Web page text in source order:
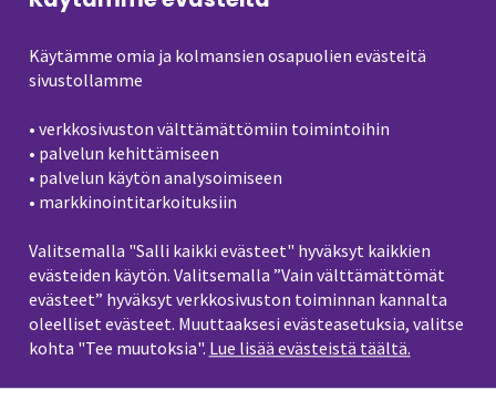
AMK-harjoittelu on suunnitelmallinen ja ohjattu
opiskelujakso, jonka ympäristönä on alan oikea
työympäristö. Harjoittelun aikana opiskelija perehtyy
työkäytäntöihin ja -ympäristöihin sekä ammatilliseen
vuorovaikutukseen ja asiakasvuorovaikutukseen
käytännönläheisesti ohjaajiensa avustuksella. Usein
opinnäytetyö, joka saattaa toimia välineenä
ensimmäisen työpaikan löytymiseen.
Opiskelija etsii harjoittelupaikan yleensä omatoimisesti
Käytämme omia ja kolmansien osapuolien evästeitä
sivustollamme
• verkkosivuston välttämättömiin toimintoihin
• palvelun kehittämiseen
• palvelun käytön analysoimiseen
• markkinointitarkoituksiin
Valitsemalla "Salli kaikki evästeet" hyväksyt kaikkien
evästeiden käytön. Valitsemalla ”Vain välttämättömät
evästeet” hyväksyt verkkosivuston toiminnan kannalta
oleelliset evästeet. Muuttaaksesi evästeasetuksia, valitse
kohta "Tee muutoksia". Lue lisää evästeistä täältä.